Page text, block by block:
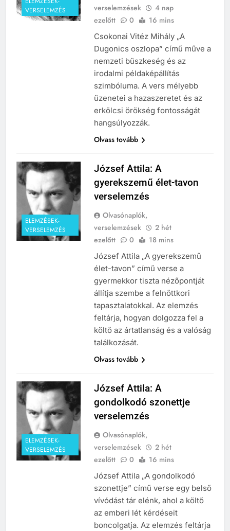
VERSELEMZÉS
verselemzések
4 nap
ezelőtt
0 16 mins
Csokonai Vitéz Mihály „A
Dugonics oszlopa” című műve a
nemzeti büszkeség és az
irodalmi példaképállítás
szimbóluma. A vers mélyebb
üzenetei a hazaszeretet és az
erkölcsi örökség fontosságát
hangsúlyozzák.
Olvass tovább
ELEMZÉSEK-
VERSELEMZÉS
József Attila: A
gyerekszemű élet-tavon
verselemzés
Olvasónaplók,
verselemzések
2 hét
ezelőtt
0 18 mins
József Attila „A gyerekszemű
élet-tavon” című verse a
gyermekkor tiszta nézőpontját
állítja szembe a felnőttkori
tapasztalatokkal. Az elemzés
feltárja, hogyan dolgozza fel a
költő az ártatlanság és a valóság
találkozását.
Olvass tovább
ELEMZÉSEK-
VERSELEMZÉS
József Attila: A
gondolkodó szonettje
verselemzés
Olvasónaplók,
verselemzések
2 hét
ezelőtt
0 16 mins
József Attila „A gondolkodó
szonettje” című verse egy belső
vívódást tár elénk, ahol a költő
az emberi lét kérdéseit
boncolgatja. Az elemzés feltárja